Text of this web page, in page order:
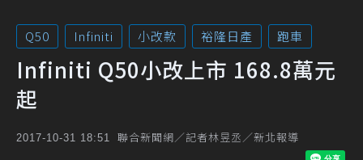
Q50 Infiniti 小改款 裕隆日產 跑車
Infiniti Q50小改上市 168.8萬元
起
2017-10-31 18:51 聯合新聞網／記者林昱丞／新北報導